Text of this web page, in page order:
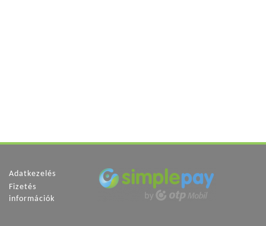
Adatkezelés
Fizetés
információk